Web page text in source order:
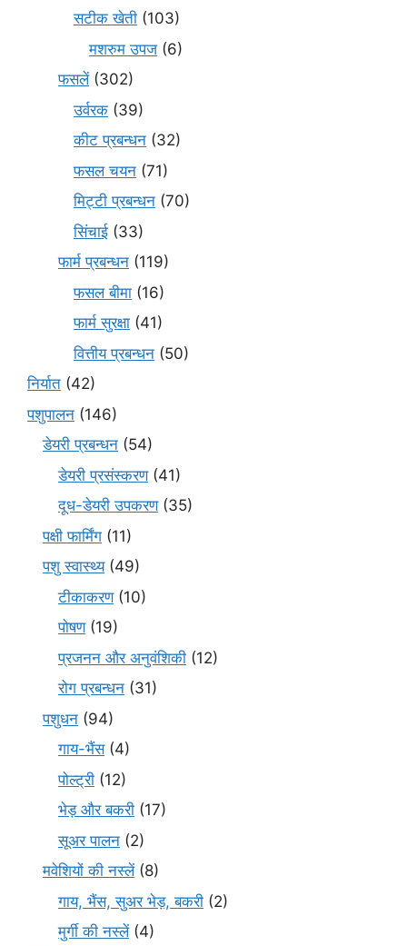
सटीक खेती (103)
मशरुम उपज (6)
फसलें(302)
उर्वरक (39)
कीट प्रबन्धन (32)
फसल चयन (71)
मि‌ट्टी प्रबन्धन (70)
सिंचाई (33)
फार्म प्रबन्धन (119)
फसल बीमा (16)
फार्म सुरक्षा (41)
वित्तीय प्रबन्धन (50)
निर्यात (42)
पशुपालन (146)
डेयरी प्रबन्धन (54)
डेयरी प्रसंस्करण(41)
दूध-डेयरी उपकरण(35)
पक्षी फार्मिंग (11)
पशु स्वास्थ्य(49)
टीकाकरण(10)
पोषण(19)
प्रजनन और अनुवंशिकी (12)
रोग प्रबन्धन (31)
पशुधन (94)
गाय-भैंस(4)
पोल्ट्री (12)
भेड़ और बकरी (17)
सूअर पालन (2)
मवेशियों की नस्लें(8)
गाय, भैंस, सुअर भेड़, बकरी (2)
मुर्गी की नस्लें(4)